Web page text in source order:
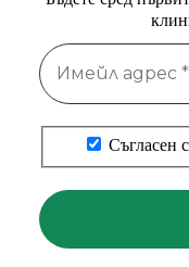
Съгласен